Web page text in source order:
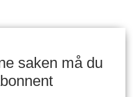
saken må du